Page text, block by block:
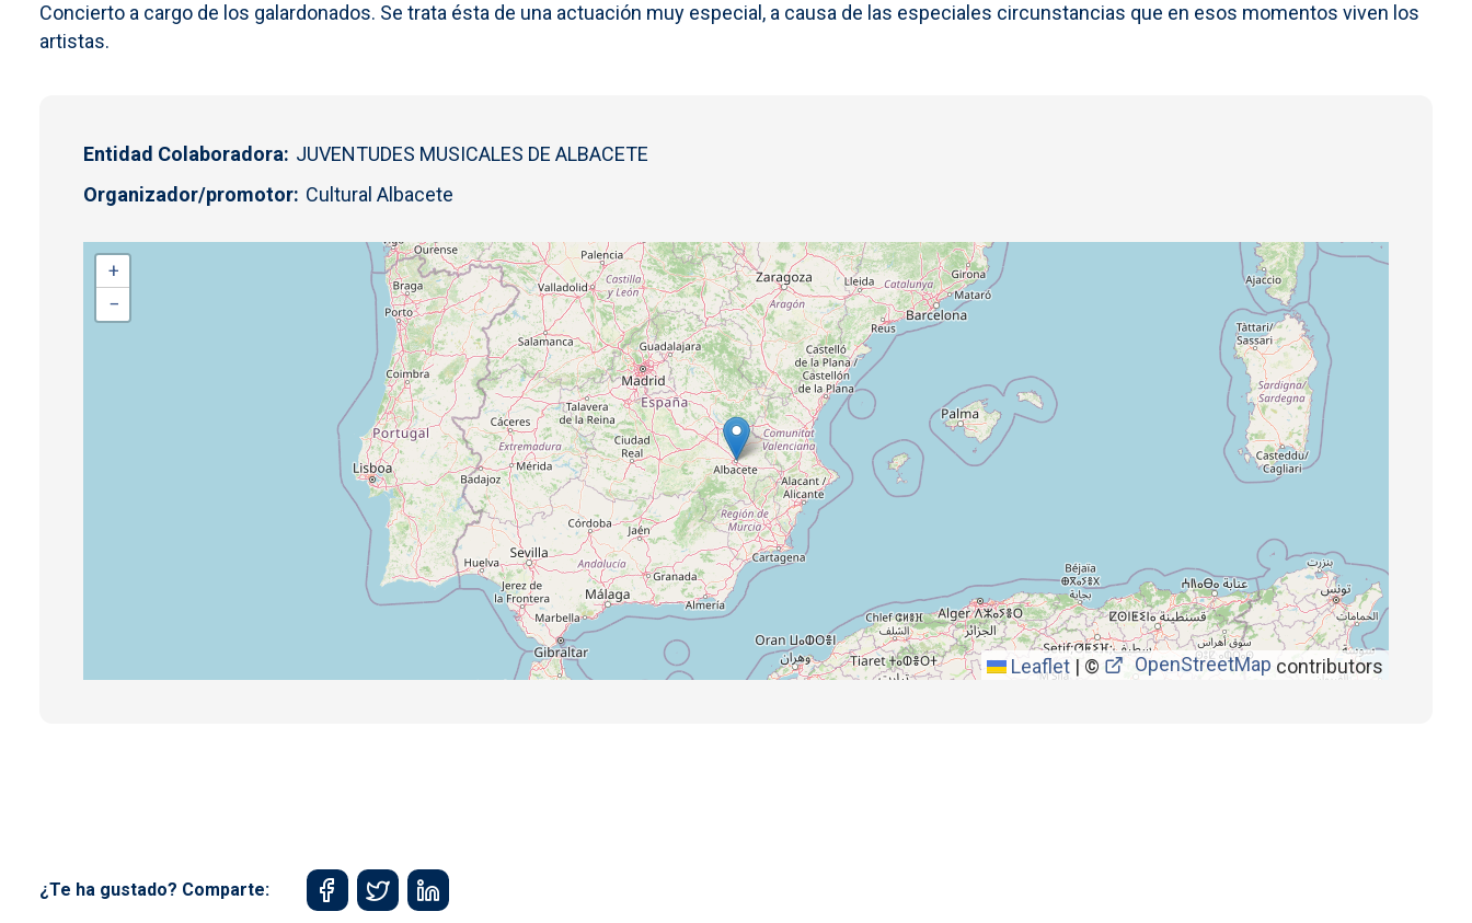
Concierto a cargo de los galardonados. Se trata ésta de una actuación muy especial, a causa de las especiales circunstancias que en esos momentos viven los
artistas.
Entidad Colaboradora
JUVENTUDES MUSICALES DE ALBACETE
Organizador/promotor Cultural Albacete
+
−
Leaflet | © OpenStreetMap contributors
¿Te ha gustado? Comparte: